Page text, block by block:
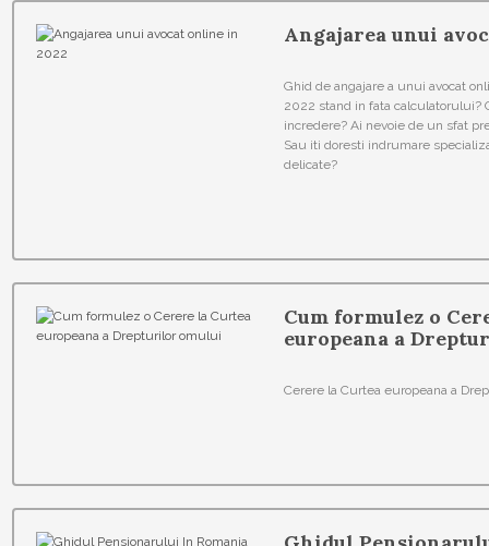
Angajarea unui
Ghid de angajare a unui avocat
2022 stand in fata calculatorului?
incredere? Ai nevoie de un sfat
Sau iti doresti indrumare
delicate?
Cum formulez o
europeana a
Cerere la Curtea europeana a